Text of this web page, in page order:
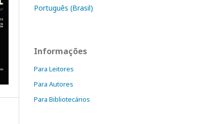
Português (Brasil)
Informações
Para Leitores
Para Autores
Para Bibliotecários